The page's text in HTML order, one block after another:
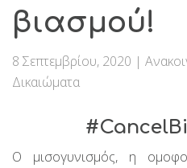
βιασμού!
8 Σεπτεμβρίου, 2020 |
Δικαιώματα
Ο μισογυνισμός, η